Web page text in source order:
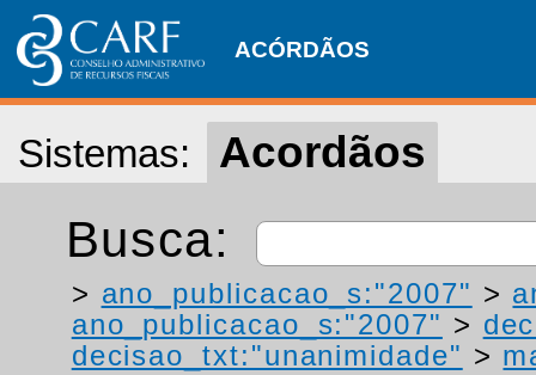
ACÓRDÃOS
Sistemas: Acordãos
Busca:
> ano_publicacao_s:"2007" >
ano_publicacao_s:"2007" >
decisao_txt:"unanimidade" >